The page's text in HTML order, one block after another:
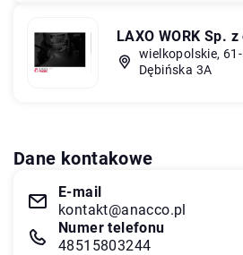
LAXO WORK Sp.
wielkopolskie,
Dębińska 3A
Dane kontakowe
E-mail
kontakt@anacco.pl
Numer telefonu
48515803244